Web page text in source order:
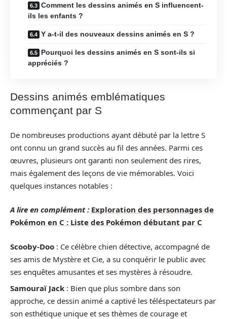
Comment les dessins animés en S influencent-
ils les enfants ?
Y a-t-il des nouveaux dessins animés en S ?
Pourquoi les dessins animés en S sont-ils si
appréciés ?
Dessins animés emblématiques
commençant par S
De nombreuses productions ayant débuté par la lettre S
ont connu un grand succès au fil des années. Parmi ces
œuvres, plusieurs ont garanti non seulement des rires,
mais également des leçons de vie mémorables. Voici
quelques instances notables :
A lire en complément : Exploration des personnages de
Pokémon en C : Liste des Pokémon débutant par C
Scooby-Doo : Ce célèbre chien détective, accompagné de
ses amis de Mystère et Cie, a su conquérir le public avec
ses enquêtes amusantes et ses mystères à résoudre.
Samouraï Jack : Bien que plus sombre dans son
approche, ce dessin animé a captivé les téléspectateurs par
son esthétique unique et ses thèmes de courage et